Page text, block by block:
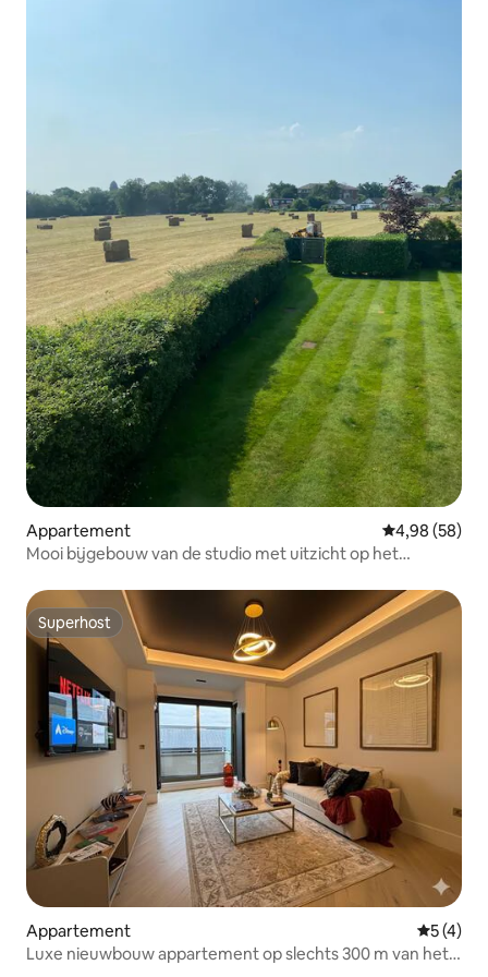
Appartement Gemiddelde
4,98 (58)
Mooi bijgebouw van de studio met uitzicht op het
Superhost
Superhost
Appartement
5 (4)
Luxe nieuwbouw appartement op slechts 300 m van het